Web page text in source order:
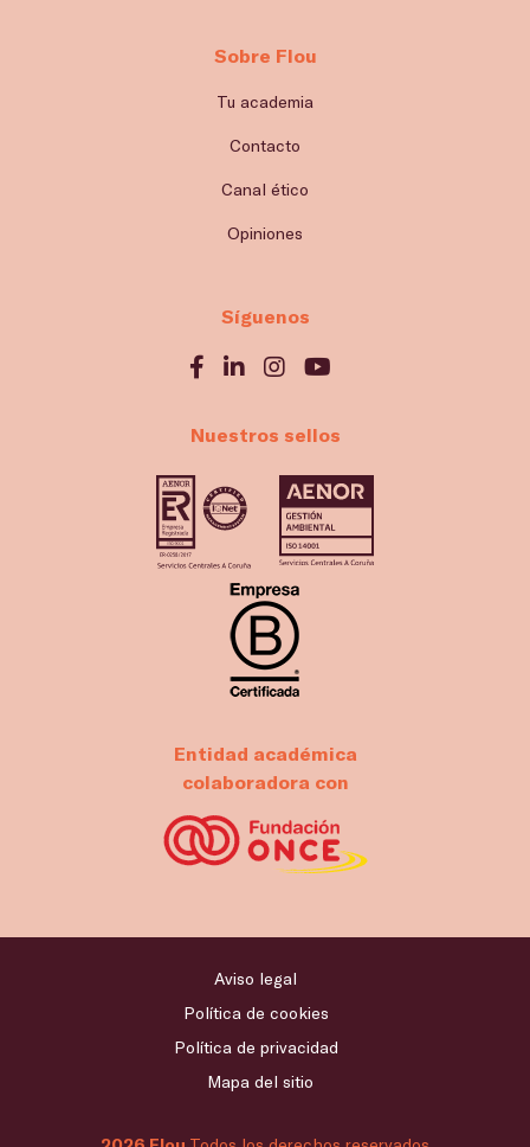
Sobre Flou
Tu academia
Contacto
Canal ético
Opiniones
Síguenos
Nuestros sellos
Entidad académica
colaboradora con
Aviso legal
Política de cookies
Política de privacidad
Mapa del sitio